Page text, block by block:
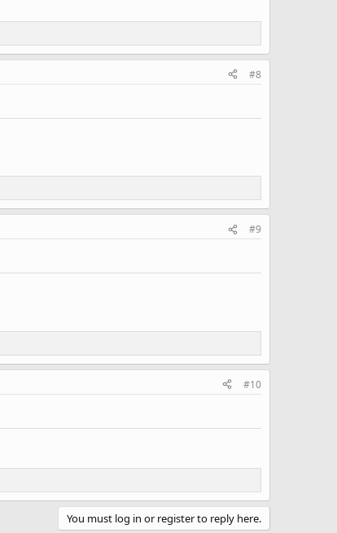
#8
#9
#10
You must log in or register to reply here.